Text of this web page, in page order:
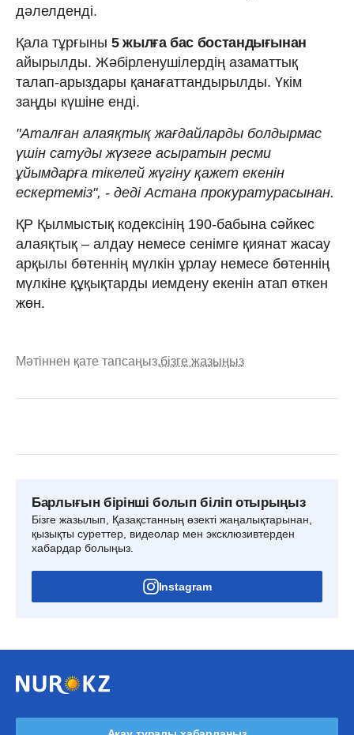
дәлелденді.
Қала тұрғыны 5 жылға бас бостандығынан
айырылды. Жәбірленушілердің азаматтық
талап-арыздары қанағаттандырылды. Үкім
заңды күшіне енді.
"Аталған алаяқтық жағдайларды болдырмас
үшін сатуды жүзеге асыратын ресми
ұйымдарға тікелей жүгіну қажет екенін
ескертеміз", - деді Астана прокуратурасынан.
ҚР Қылмыстық кодексінің 190-бабына сәйкес
алаяқтық – алдау немесе сенімге қиянат жасау
арқылы бөтеннің мүлкін ұрлау немесе бөтеннің
мүлкіне құқықтарды иемдену екенін атап өткен
жөн.
Мәтіннен қате тапсаңыз,бізге жазыңыз
Барлығын бірінші болып біліп отырыңыз
Бізге жазылып, Қазақстанның өзекті жаңалықтарынан,
қызықты суреттер, видеолар мен эксклюзивтерден
хабардар болыңыз.
Instagram